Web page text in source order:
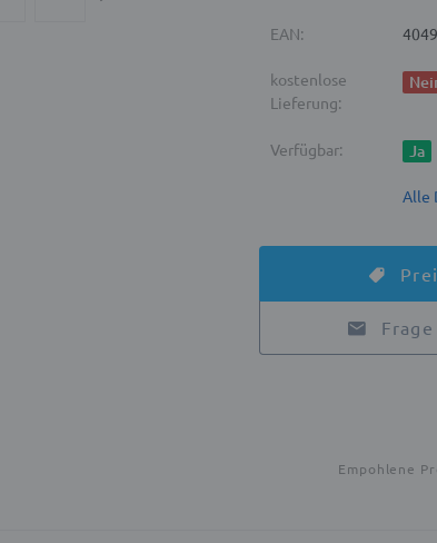
EAN:
kostenlose
Lieferung:
Verfügbar: Ja
Alle
Empohlene